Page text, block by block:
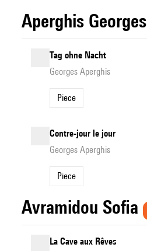
Aperghis Georges
Tag ohne Nacht
Georges Aperghis
Piece
Contre-jour le jour
Georges Aperghis
Piece
Avramidou Sofia
La Cave aux Rêves